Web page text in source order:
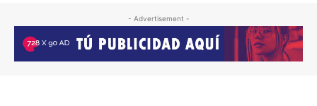
- Advertisement -